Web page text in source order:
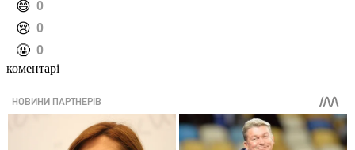
️😄 0
️😢 0
️🤬 0
коментарі